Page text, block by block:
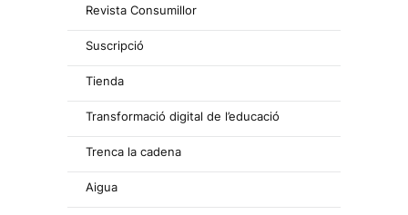
Revista Consumillor
Suscripció
Tienda
Transformació digital de l’educació
Trenca la cadena
Aigua